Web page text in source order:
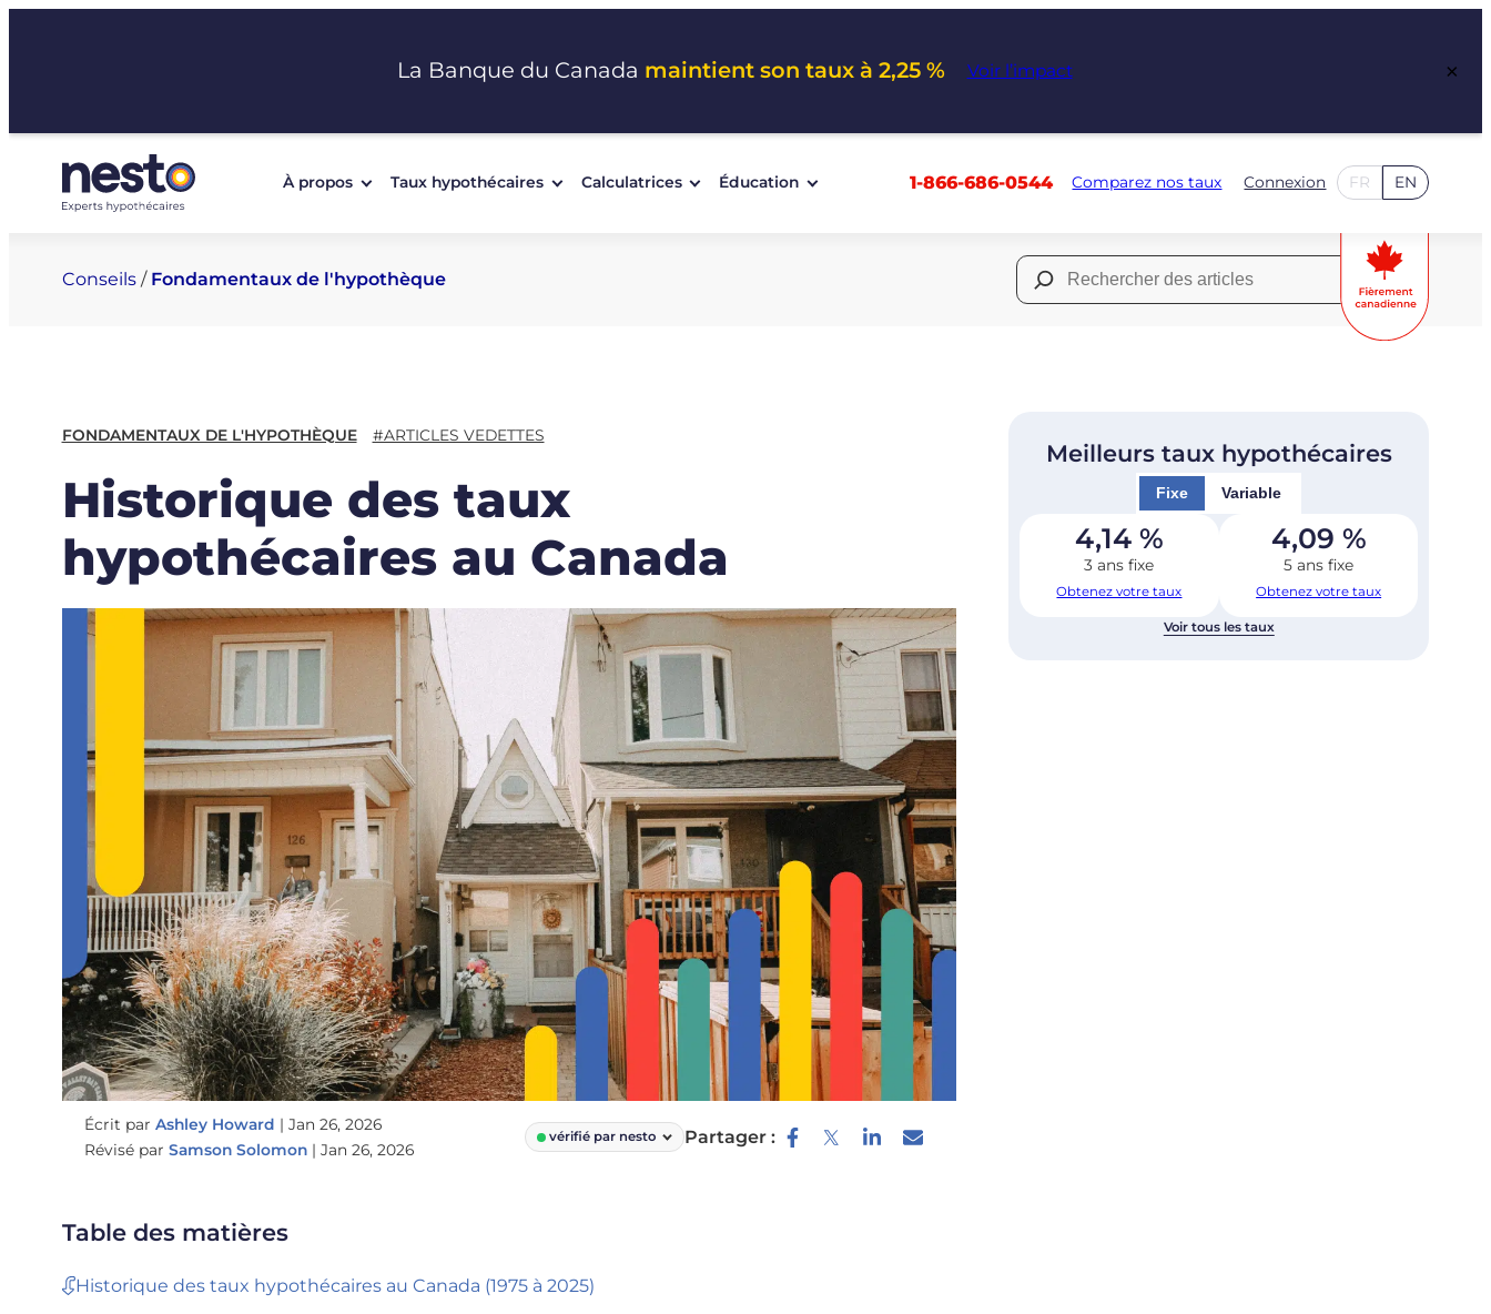
La Banque du Canada maintient son taux à 2,25 % Voir l’impact ×
À propos Taux hypothécaires Calculatrices Éducation 1-866-686-0544 Comparez nos taux Connexion FR EN
Conseils/ Fondamentaux de l'hypothèque Rechercher :
FONDAMENTAUX DE L'HYPOTHÈQUE #ARTICLES VEDETTES
Historique des taux
hypothécaires au Canada
Écrit par Ashley Howard | Jan 26, 2026
Révisé par Samson Solomon | Jan 26, 2026
vérifié par nesto Partager :
Table des matières
Historique des taux hypothécaires au Canada (1975 à 2025)
Meilleurs taux hypothécaires
Fixe Variable
4,14 %
3 ans fixe
Obtenez votre taux
4,09 %
5 ans fixe
Obtenez votre taux
Voir tous les taux